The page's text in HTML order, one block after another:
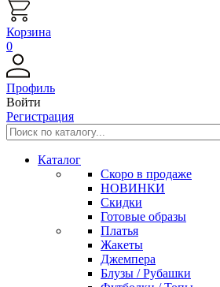
Корзина
0
Профиль
Войти
Регистрация
Каталог
Скоро в продаже
НОВИНКИ
Скидки
Готовые образы
Платья
Жакеты
Джемпера
Блузы / Рубашки